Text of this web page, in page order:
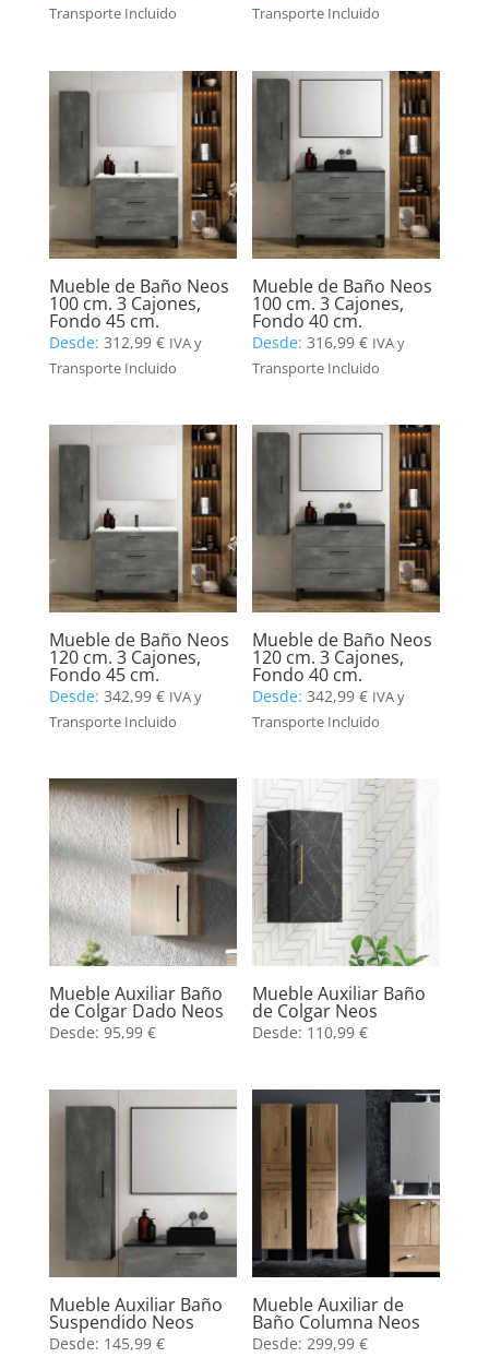
Transporte Incluido
Transporte Incluido
Mueble de Baño Neos
100 cm. 3 Cajones,
Fondo 45 cm.
Desde: 312,99 € IVA y
Transporte Incluido
Mueble de Baño Neos
100 cm. 3 Cajones,
Fondo 40 cm.
Desde:316,99€ IVA y
Transporte Incluido
Mueble de Baño Neos
120 cm. 3 Cajones,
Fondo 45 cm.
Desde: 342,99 € IVA y
Transporte Incluido
Mueble de Baño Neos
120 cm. 3 Cajones,
Fondo 40 cm.
Desde:342,99€ IVA y
Transporte Incluido
Mueble Auxiliar Baño
de Colgar Dado Neos
Desde: 95,99 €
Mueble Auxiliar Baño
de Colgar Neos
Desde: 110,99€
Mueble Auxiliar Baño
Suspendido Neos
Desde: 145,99 €
Mueble Auxiliar de
Baño Columna Neos
Desde:299,99€